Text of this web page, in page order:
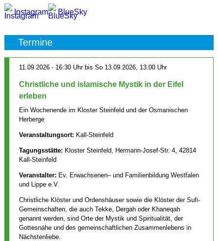
Instagram BlueSky
Termine
11.09.2026 - 16:30 Uhr bis So 13.09.2026, 13.00 Uhr
Christliche und islamische Mystik in der Eifel
erleben
Ein Wochenende im Kloster Steinfeld und der Osmanischen
Herberge
Veranstaltungsort: Kall-Steinfeld
Tagungsstätte: Kloster Steinfeld, Hermann-Josef-Str. 4, 42814
Kall-Steinfeld
Veranstalter: Ev. Erwachsenen– und Familienbildung Westfalen
und Lippe e.V.
Christliche Klöster und Ordenshäuser sowie die Klöster der Sufi-
Gemeinschaften, die auch Tekke, Dergah oder Khaneqah
genannt werden, sind Orte der Mystik und Spiritualität, der
Gottesnähe und des gemeinschaftlichen Zusammenlebens in
Nächstenliebe.